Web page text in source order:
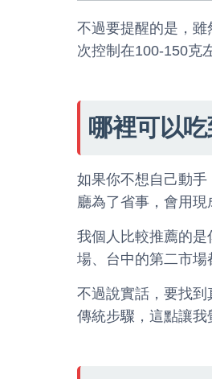
不過要提醒的是，
次控制在100-150克
哪裡可以
如果你不想自己動
廳為了省事，會用現
我個人比較推薦的
場、台中的第二市場
不過說實話，要找
傳統步驟，這點讓我